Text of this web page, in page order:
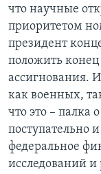
что научные
приоритетом
президент
положить
ассигнования.
как военных,
что это – палка
поступательно
федеральное
исследований и